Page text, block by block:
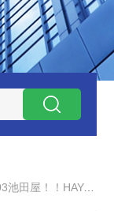
！TORAY东丽
HAYASHI林时计 光源热阻断滤光片